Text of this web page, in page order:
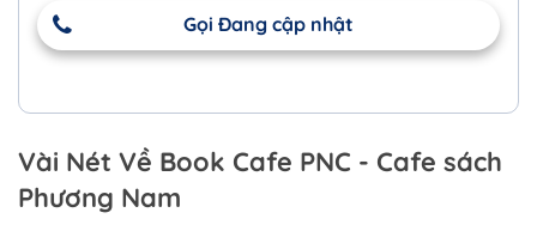
Gọi Đang cập nhật
Vài Nét Về Book Cafe PNC - Cafe sách
Phương Nam